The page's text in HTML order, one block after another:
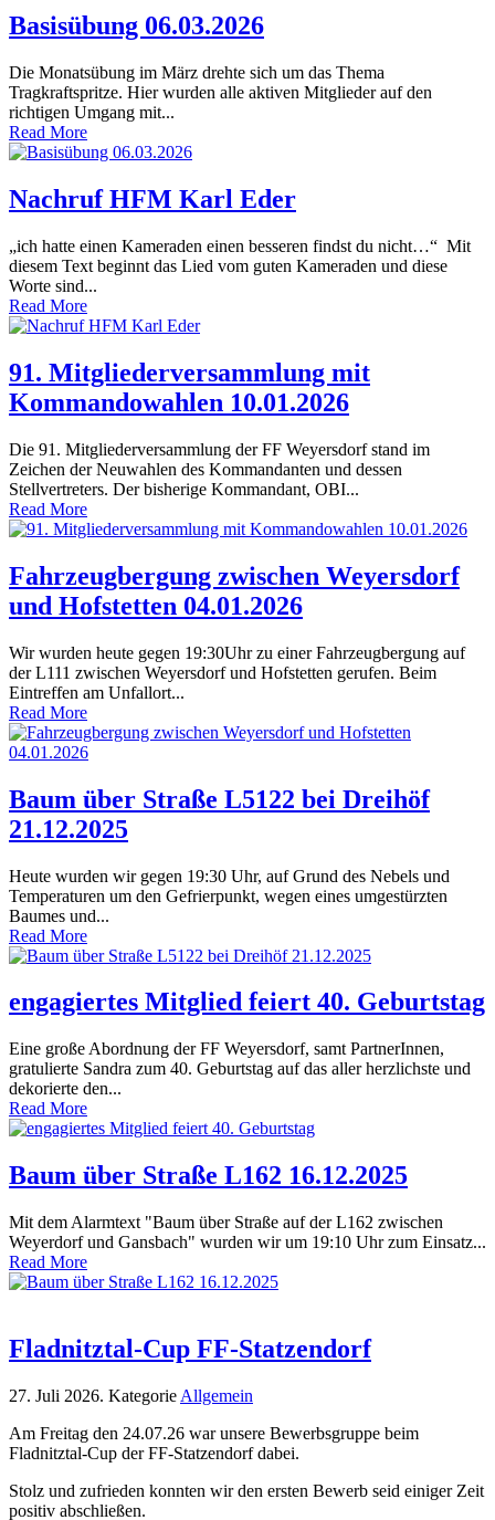
Basisübung 06.03.2026
Die Monatsübung im März drehte sich um das Thema
Tragkraftspritze. Hier wurden alle aktiven Mitglieder auf den
richtigen Umgang mit...
Read More
Nachruf HFM Karl Eder
„ich hatte einen Kameraden einen besseren findst du nicht…“ Mit
diesem Text beginnt das Lied vom guten Kameraden und diese
Worte sind...
Read More
91. Mitgliederversammlung mit
Kommandowahlen 10.01.2026
Die 91. Mitgliederversammlung der FF Weyersdorf stand im
Zeichen der Neuwahlen des Kommandanten und dessen
Stellvertreters. Der bisherige Kommandant, OBI...
Read More
Fahrzeugbergung zwischen Weyersdorf
und Hofstetten 04.01.2026
Wir wurden heute gegen 19:30Uhr zu einer Fahrzeugbergung auf
der L111 zwischen Weyersdorf und Hofstetten gerufen. Beim
Eintreffen am Unfallort...
Read More
Baum über Straße L5122 bei Dreihöf
21.12.2025
Heute wurden wir gegen 19:30 Uhr, auf Grund des Nebels und
Temperaturen um den Gefrierpunkt, wegen eines umgestürzten
Baumes und...
Read More
engagiertes Mitglied feiert 40. Geburtstag
Eine große Abordnung der FF Weyersdorf, samt PartnerInnen,
gratulierte Sandra zum 40. Geburtstag auf das aller herzlichste und
dekorierte den...
Read More
Baum über Straße L162 16.12.2025
Mit dem Alarmtext "Baum über Straße auf der L162 zwischen
Weyerdorf und Gansbach" wurden wir um 19:10 Uhr zum Einsatz...
Read More
Fladnitztal-Cup FF-Statzendorf
27. Juli 2026. Kategorie Allgemein
Am Freitag den 24.07.26 war unsere Bewerbsgruppe beim
Fladnitztal-Cup der FF-Statzendorf dabei.
Stolz und zufrieden konnten wir den ersten Bewerb seid einiger Zeit
positiv abschließen.